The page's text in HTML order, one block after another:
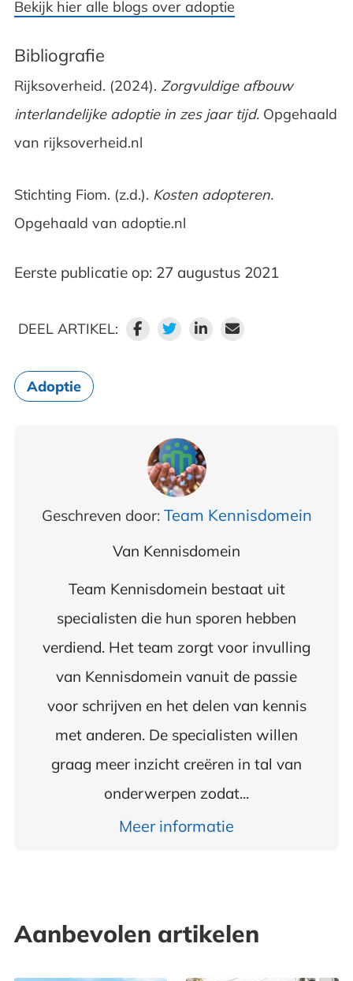
Bekijk hier alle blogs over adoptie
Bibliografie
Rijksoverheid. (2024). Zorgvuldige afbouw
interlandelijke adoptie in zes jaar tijd.Opgehaald
van rijksoverheid.nl
Stichting Fiom. (z.d.). Kosten adopteren.
Opgehaald van adoptie.nl
Eerste publicatie op: 27 augustus 2021
DEEL ARTIKEL:
Adoptie
Geschreven door: Team Kennisdomein
Van Kennisdomein
Team Kennisdomein bestaat uit
specialisten die hun sporen hebben
verdiend. Het team zorgt voor invulling
van Kennisdomein vanuit de passie
voor schrijven en het delen van kennis
met anderen. De specialisten willen
graag meer inzicht creëren in tal van
onderwerpen zodat...
Meer informatie
Aanbevolen artikelen